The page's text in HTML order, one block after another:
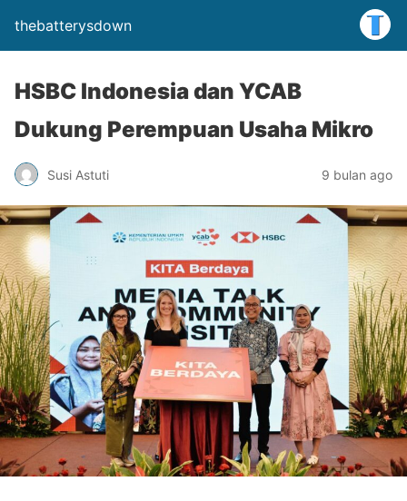
thebatterysdown
HSBC Indonesia dan YCAB
Dukung Perempuan Usaha Mikro
Susi Astuti 9 bulan ago